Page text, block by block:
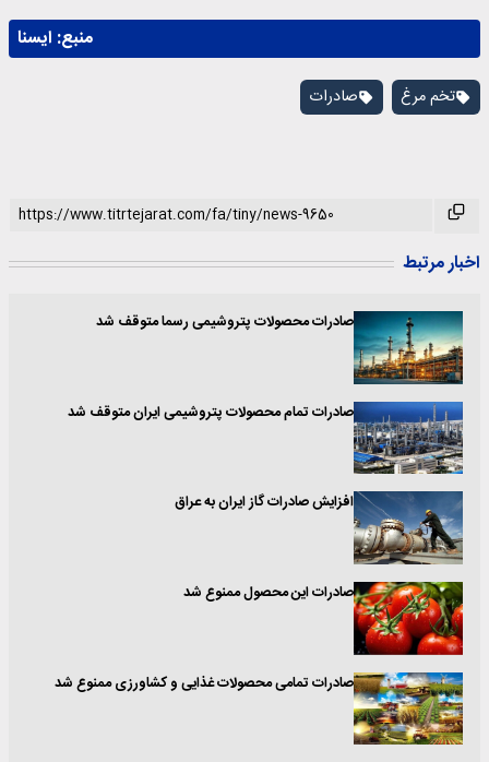
منبع: ايسنا
تخم مرغ صادرات
اخبار مرتبط
صادرات محصولات پتروشیمی رسما متوقف شد
صادرات تمام محصولات پتروشیمی ایران متوقف شد
افزایش صادرات گاز ایران به عراق
صادرات این محصول ممنوع شد
صادرات تمامی محصولات غذایی و کشاورزی ممنوع شد